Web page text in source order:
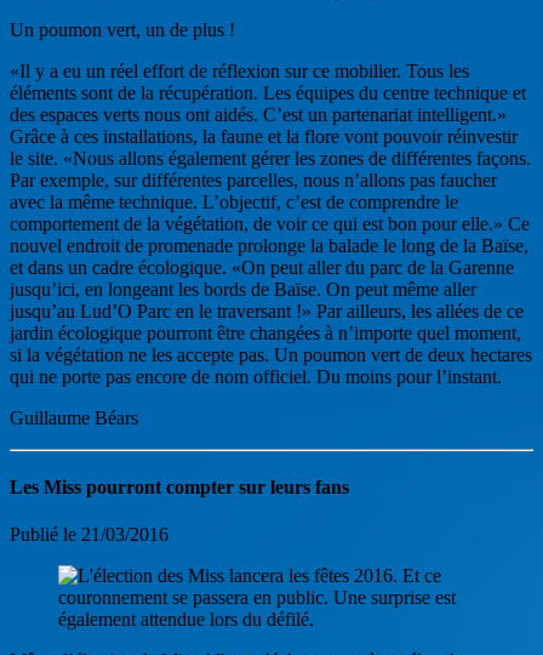
Un poumon vert, un de plus !
«Il y a eu un réel effort de réflexion sur ce mobilier. Tous les
éléments sont de la récupération. Les équipes du centre technique et
des espaces verts nous ont aidés. C’est un partenariat intelligent.»
Grâce à ces installations, la faune et la flore vont pouvoir réinvestir
le site. «Nous allons également gérer les zones de différentes façons.
Par exemple, sur différentes parcelles, nous n’allons pas faucher
avec la même technique. L’objectif, c’est de comprendre le
comportement de la végétation, de voir ce qui est bon pour elle.» Ce
nouvel endroit de promenade prolonge la balade le long de la Baïse,
et dans un cadre écologique. «On peut aller du parc de la Garenne
jusqu’ici, en longeant les bords de Baïse. On peut même aller
jusqu’au Lud’O Parc en le traversant !» Par ailleurs, les allées de ce
jardin écologique pourront être changées à n’importe quel moment,
si la végétation ne les accepte pas. Un poumon vert de deux hectares
qui ne porte pas encore de nom officiel. Du moins pour l’instant.
Guillaume Béars
Les Miss pourront compter sur leurs fans
Publié le 21/03/2016